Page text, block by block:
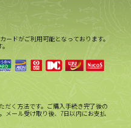
ードがご利用可能となっております。
だく方法です。ご購入手続き完了後の
メール受け取り後、7日以内にお支払